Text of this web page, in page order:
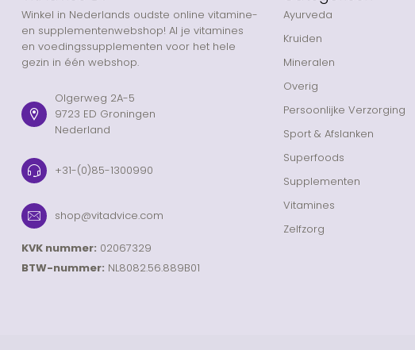
Winkel in Nederlands oudste online vitamine-
en supplementenwebshop! Al je vitamines
en voedingssupplementen voor het hele
gezin in één webshop.
Olgerweg 2A-5
9723 ED Groningen
Nederland
+31-(0)85-1300990
shop@vitadvice.com
KVK nummer: 02067329
BTW-nummer: NL8082.56.889B01
Ayurveda
Kruiden
Mineralen
Overig
Persoonlijke Verzorging
Sport & Afslanken
Superfoods
Supplementen
Vitamines
Zelfzorg